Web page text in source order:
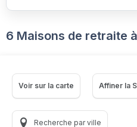
6 Maisons de retraite
Voir sur la carte Affiner la
Recherche par ville